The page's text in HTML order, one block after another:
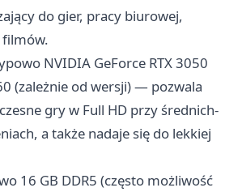
do gier, pracy biurowej,
filmów.
NVIDIA GeForce RTX 3050
(zależnie od wersji) — pozwala
gry w Full HD przy średnich-
a także nadaje się do lekkiej
16 GB DDR5 (często możliwość